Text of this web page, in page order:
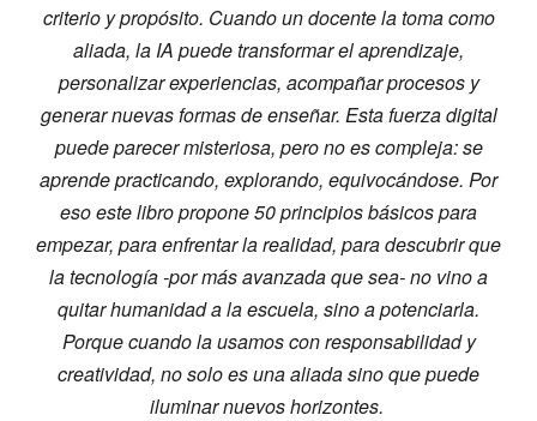
criterio y propósito. Cuando un docente la toma como
aliada, la IA puede transformar el aprendizaje,
personalizar experiencias, acompañar procesos y
generar nuevas formas de enseñar. Esta fuerza digital
puede parecer misteriosa, pero no es compleja: se
aprende practicando, explorando, equivocándose. Por
eso este libro propone 50 principios básicos para
empezar, para enfrentar la realidad, para descubrir que
la tecnología -por más avanzada que sea- no vino a
quitar humanidad a la escuela, sino a potenciarla.
Porque cuando la usamos con responsabilidad y
creatividad, no solo es una aliada sino que puede
iluminar nuevos horizontes.